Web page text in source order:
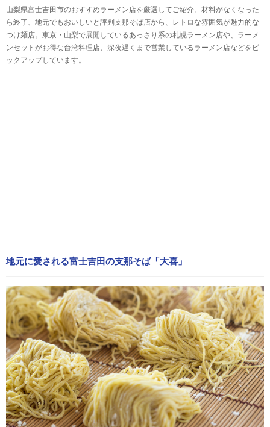
山梨県富士吉田市のおすすめラーメン店を厳選してご紹介。材料がなくなった
ら終了、地元でもおいしいと評判支那そば店から、レトロな雰囲気が魅力的な
つけ麺店。東京・山梨で展開しているあっさり系の札幌ラーメン店や、ラーメ
ンセットがお得な台湾料理店、深夜遅くまで営業しているラーメン店などをピ
ックアップしています。
地元に愛される富士吉田の支那そば「大喜」